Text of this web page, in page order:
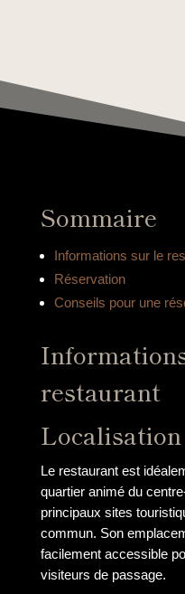
Sommaire
Informations sur le
Réservation
Conseils pour une
restaurant
Localisation
Le restaurant est
quartier animé du
principaux sites
commun. Son
facilement accessible
visiteurs de passage.